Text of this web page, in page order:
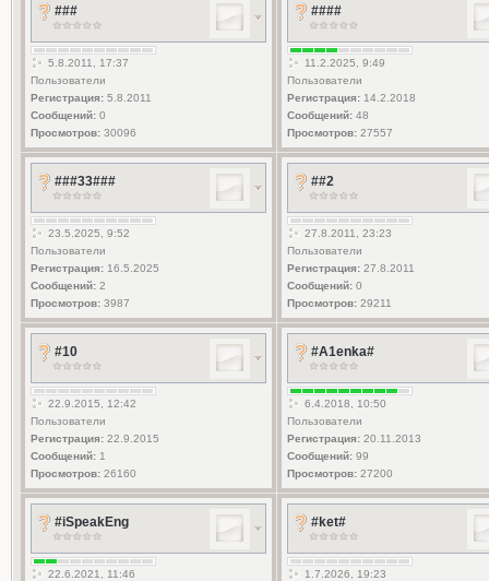
###
5.8.2011, 17:37
Пользователи
Регистрация:5.8.2011
Сообщений:0
Просмотров:30096
####
11.2.2025, 9:49
Пользователи
Регистрация:14.2.2018
Сообщений:48
Просмотров:27557
###33###
23.5.2025, 9:52
Пользователи
Регистрация:16.5.2025
Сообщений:2
Просмотров:3987
##2
27.8.2011, 23:23
Пользователи
Регистрация:27.8.2011
Сообщений:0
Просмотров:29211
#10
22.9.2015, 12:42
Пользователи
Регистрация:22.9.2015
Сообщений:1
Просмотров:26160
#A1enka#
6.4.2018, 10:50
Пользователи
Регистрация:20.11.2013
Сообщений:99
Просмотров:27200
#iSpeakEng
22.6.2021, 11:46
#ket#
1.7.2026, 19:23